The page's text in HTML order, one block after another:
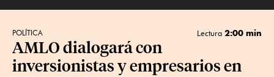
POLÍTICA Lectura 2:00 min
AMLO dialogará con
inversionistas y empresarios en